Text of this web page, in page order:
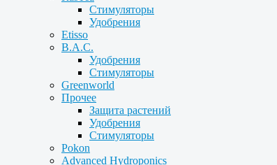
Стимуляторы
Удобрения
Etisso
B.A.C.
Удобрения
Стимуляторы
Greenworld
Прочее
Защита растений
Удобрения
Стимуляторы
Pokon
Advanced Hydroponics